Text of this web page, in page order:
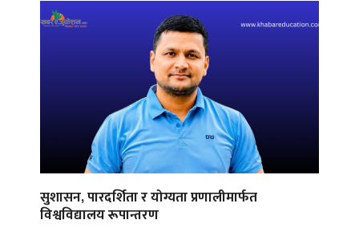
सुशासन, पारदर्शिता र योग्यता प्रणालीमार्फत
विश्वविद्यालय रूपान्तरण